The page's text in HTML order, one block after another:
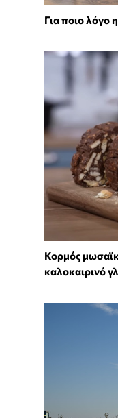
Για ποιο λόγο
Κορμός
καλοκαιρινό